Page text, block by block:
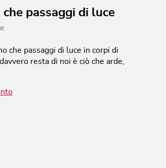
che passaggi di luce
che passaggi di luce in corpi di
resta di noi è ciò che arde,